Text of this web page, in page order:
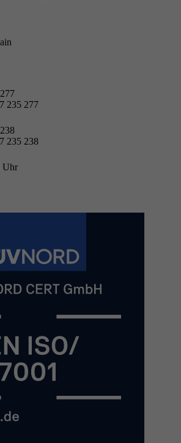
235 277
235 238
Uhr